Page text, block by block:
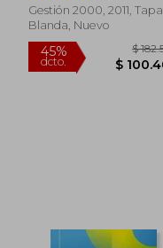
Gestión 2000, 2011, Tapa
Blanda, Nuevo